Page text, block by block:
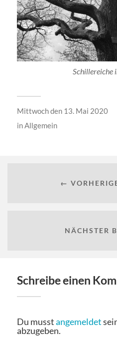
Schillereiche
Mittwoch den 13. Mai 2020
in Allgemein
←
NÄCHSTER
Schreibe einen
Du musstangemeldet
abzugeben.